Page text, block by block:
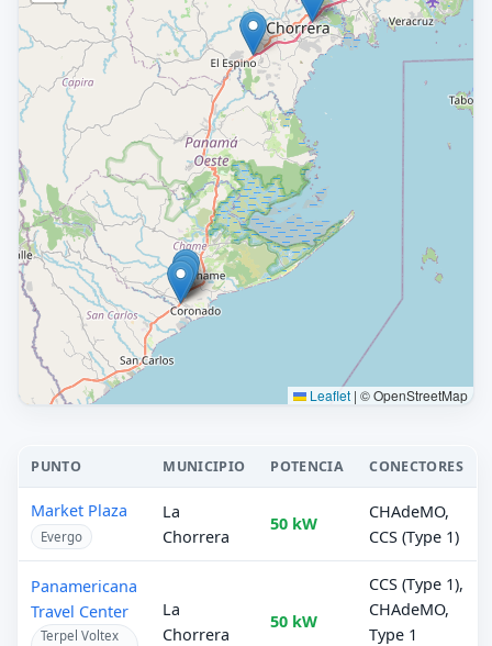
Leaflet | © OpenStreetMap
PUNTO MUNICIPIO POTENCIA CONECTORES
Market Plaza
Evergo
La
Chorrera
50 kW
CHAdeMO,
CCS (Type 1)
Panamericana
Travel Center
Terpel Voltex
La
Chorrera
50 kW
CCS (Type 1),
CHAdeMO,
Type 1